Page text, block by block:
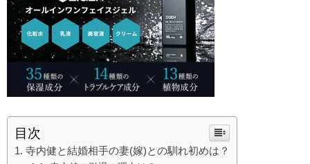
目次
寺内健と結婚相手の妻(嫁)との馴れ初めは？